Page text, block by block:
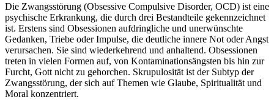
Die Zwangsstörung (Obsessive Compulsive Disorder, OCD) ist eine
psychische Erkrankung, die durch drei Bestandteile gekennzeichnet
ist. Erstens sind Obsessionen aufdringliche und unerwünschte
Gedanken, Triebe oder Impulse, die deutliche innere Not oder Angst
verursachen. Sie sind wiederkehrend und anhaltend. Obsessionen
treten in vielen Formen auf, von Kontaminationsängsten bis hin zur
Furcht, Gott nicht zu gehorchen. Skrupulosität ist der Subtyp der
Zwangsstörung, der sich auf Themen wie Glaube, Spiritualität und
Moral konzentriert.